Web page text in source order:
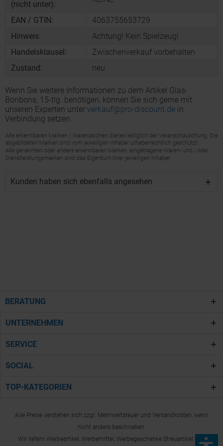
(nicht unter):
EAN / GTIN:
4063755653729
Hinweis:
Achtung! Kein Spielzeug!
Handelsklausel:
Zwischenverkauf vorbehalten
Zustand:
neu
Wenn Sie weitere Informationen zu dem Artikel Glas-
Bonbons, 15-tlg. benötigen, können Sie sich gerne mit
unseren Experten unter verkauf@pro-discount.de in
Verbindung setzen.
Kunden haben sich ebenfalls angesehen
BERATUNG
UNTERNEHMEN
SERVICE
SOCIAL
TOP-KATEGORIEN
Alle Preise verstehen sich zzgl. Mehrwertsteuer und Versandkosten, wenn
nicht anders beschrieben.
Wir liefern Werbeartikel, Werbemittel, Werbegeschenke Streuartikel und